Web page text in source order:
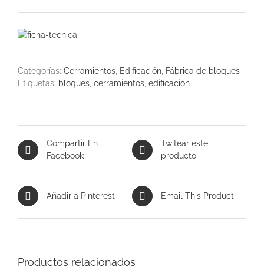
Categorías: Cerramientos, Edificación, Fábrica de bloques
Etiquetas: bloques, cerramientos, edificación
Compartir En
Facebook
Twitear este
producto
Añadir a Pinterest Email This Product
Productos relacionados